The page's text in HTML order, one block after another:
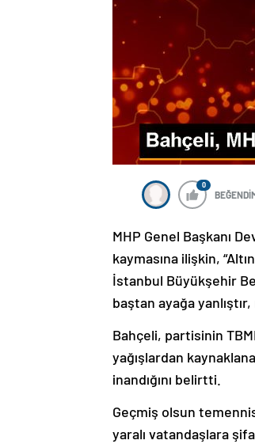
0
MHP Genel Başkanı
kaymasına ilişkin,
İstanbul Büyükşehir
baştan ayağa yanlıştır,
Bahçeli, partisinin
yağışlardan
inandığını belirtti.
Geçmiş olsun
yaralı vatandaşlara